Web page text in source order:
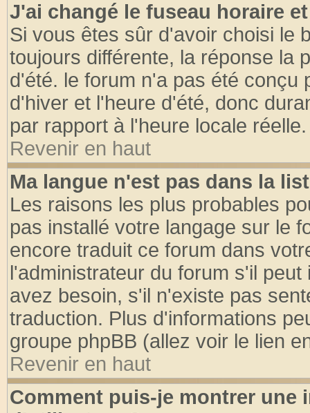
J'ai changé le fuseau horaire
Si vous êtes sûr d'avoir choisi le
toujours différente, la réponse la
d'été. le forum n'a pas été conçu
d'hiver et l'heure d'été, donc
par rapport à l'heure locale réelle.
Revenir en haut
Ma langue n'est pas dans la
Les raisons les plus probables
pas installé votre langage sur le
encore traduit ce forum dans
l'administrateur du forum s'il
avez besoin, s'il n'existe pas
traduction. Plus d'informations
groupe phpBB (allez voir le lien
Revenir en haut
Comment puis-je montrer une